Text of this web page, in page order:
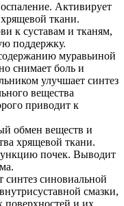
Активирует
ткани.
к суставам и тканям,
поддержку.
муравьиной
снимает боль и
улучшает синтез
вещества
приводит к
обмен веществ и
хрящевой ткани.
почек. Выводит
синтез синовиальной
смазки,
поверхностей и их